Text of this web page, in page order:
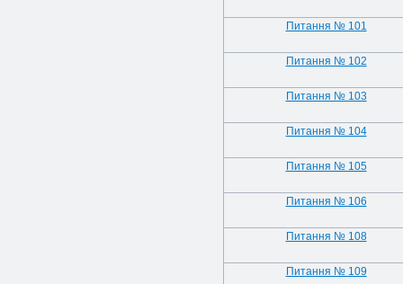
Питання № 101
Питання № 102
Питання № 103
Питання № 104
Питання № 105
Питання № 106
Питання № 108
Питання № 109